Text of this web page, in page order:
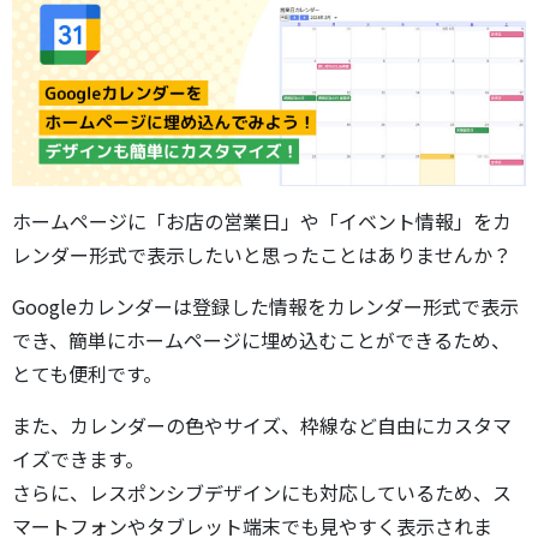
ホームページに「お店の営業日」や「イベント情報」をカ
レンダー形式で表示したいと思ったことはありませんか？
Googleカレンダーは登録した情報をカレンダー形式で表示
でき、簡単にホームページに埋め込むことができるため、
とても便利です。
また、カレンダーの色やサイズ、枠線など自由にカスタマ
イズできます。
さらに、レスポンシブデザインにも対応しているため、ス
マートフォンやタブレット端末でも見やすく表示されま